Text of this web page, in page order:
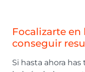
Focalizarte en
conseguir
Si hasta ahora